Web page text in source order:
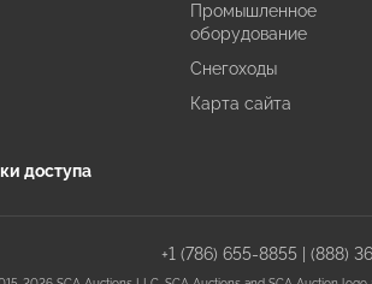
Промышленное
оборудование
Снегоходы
Карта сайта
доступа
+1 (786) 655-8855 (888)